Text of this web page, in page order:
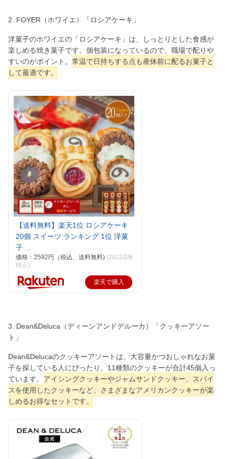
2. FOYER（ホワイエ）「ロシアケーキ」
洋菓子のホワイエの「ロシアケーキ」は、しっとりとした食感が
楽しめる焼き菓子です。個包装になっているので、職場で配りや
すいのがポイント。 常温で日持ちする点も産休前に配るお菓子と
して最適です。
【送料無料】楽天1位 ロシアケーキ
20個 スイーツ ランキング 1位 洋菓
子 ...
価格：2592円（税込、送料無料) (2022/2/8
時点)
楽天で購入
3. Dean&Deluca（ディーンアンドデルーカ）「クッキーアソー
ト」
Dean&Delucaのクッキーアソートは、大容量かつおしゃれなお菓
子を探している人にぴったり。11種類のクッキーが合計45個入っ
ています。 アイシングクッキーやジャムサンドクッキー、スパイ
スを使用したクッキーなど、さまざまなアメリカンクッキーが楽
しめるお得なセットです。